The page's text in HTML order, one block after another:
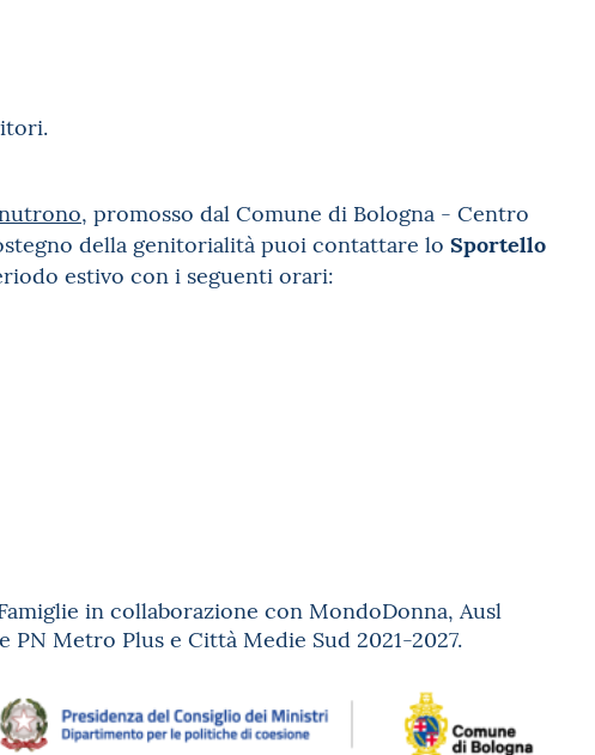
.
, promosso dal Comune di Bologna - Centro
della genitorialità puoi contattare lo Sportello
estivo con i seguenti orari:
in collaborazione con MondoDonna, Ausl
Metro Plus e Città Medie Sud 2021-2027.